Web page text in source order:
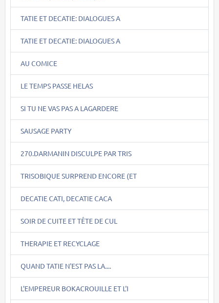
TATIE ET DECATIE: DIALOGUES A
TATIE ET DECATIE: DIALOGUES A
AU COMICE
LE TEMPS PASSE HELAS
SI TU NE VAS PAS A LAGARDERE
SAUSAGE PARTY
270.DARMANIN DISCULPE PAR TRIS
TRISOBIQUE SURPREND ENCORE (ET
DECATIE CATI, DECATIE CACA
SOIR DE CUITE ET TÊTE DE CUL
THERAPIE ET RECYCLAGE
QUAND TATIE N'EST PAS LA....
L'EMPEREUR BOKACROUILLE ET L'I